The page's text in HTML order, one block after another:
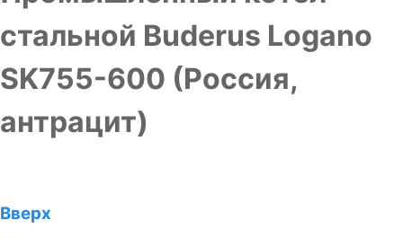
стальной Buderus Logano
SK755-600 (Россия,
антрацит)
Вверх